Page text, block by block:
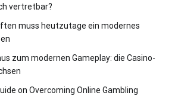
vertretbar?
muss heutzutage ein modernes
zum modernen Gameplay: die Casino-
on Overcoming Online Gambling